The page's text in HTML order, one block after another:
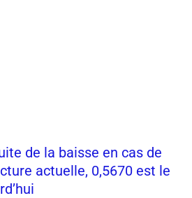
de la baisse en cas de
actuelle, 0,5670 est le